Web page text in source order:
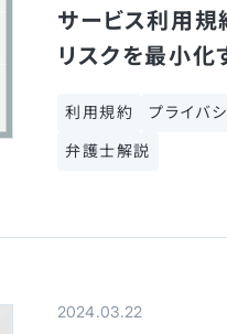
サービス利用
リスクを最小化
利用規約 プライバ
弁護士解説
2024.03.22